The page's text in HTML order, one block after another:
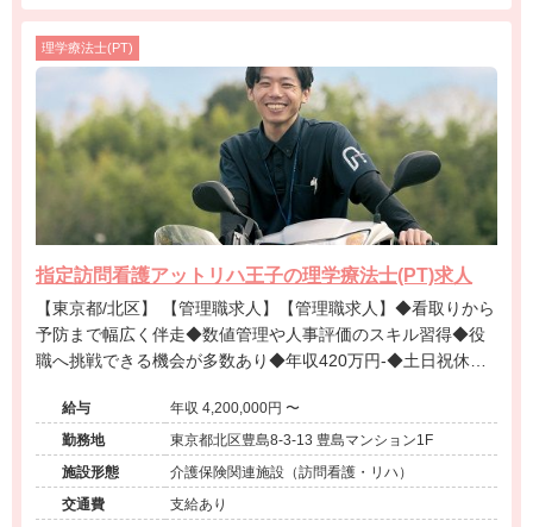
理学療法士(PT)
指定訪問看護アットリハ王子の理学療法士(PT)求人
【東京都/北区】 【管理職求人】【管理職求人】◆看取りから
予防まで幅広く伴走◆数値管理や人事評価のスキル習得◆役
職へ挑戦できる機会が多数あり◆年収420万円-◆土日祝休み
場経験を活かせる役職◆事業所運営とスタッフ育成に挑戦
給与
年収 4,200,000円 〜
勤務地
東京都北区豊島8-3-13 豊島マンション1F
施設形態
介護保険関連施設（訪問看護・リハ）
交通費
支給あり